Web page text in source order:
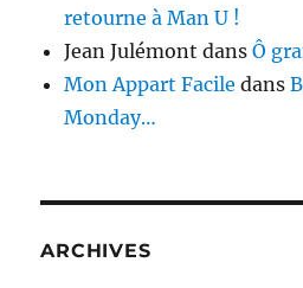
retourne à Man U !
Jean Julémont dansÔ
Mon Appart Facile dans
Monday…
ARCHIVES